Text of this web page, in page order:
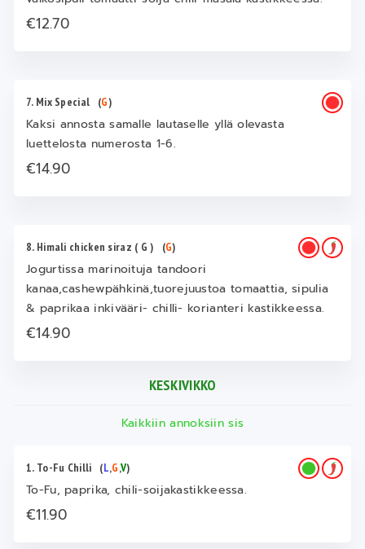
€12.70
7. Mix Special (G)
Kaksi annosta samalle lautaselle yllä olevasta
luettelosta numerosta 1-6.
€14.90
8. Himali chicken siraz ( G ) (G)
Jogurtissa marinoituja tandoori
kanaa,cashewpähkinä,tuorejuustoa tomaattia, sipulia
& paprikaa inkivääri- chilli- korianteri kastikkeessa.
€14.90
KESKIVIKKO
Kaikkiin annoksiin sis
1. To-Fu Chilli (L,G,V)
To-Fu, paprika, chili-soijakastikkeessa.
€11.90